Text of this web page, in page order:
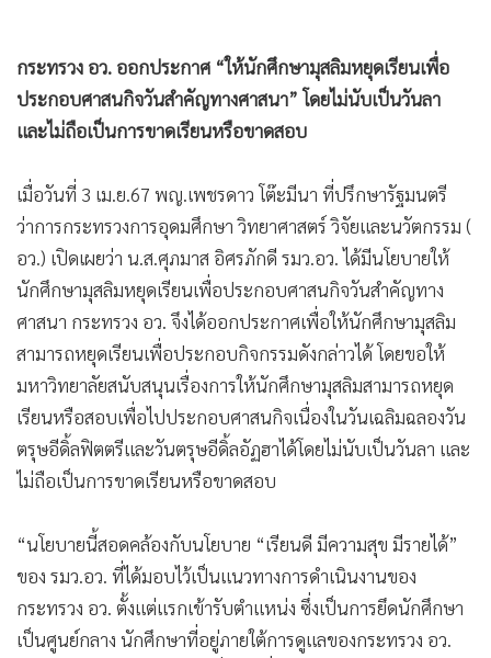
• Motoring
• เกม
• วิทยาศาสตร์
• หุ้น
• อินโดจีน
•
กองทุนรวม
Celeb Online
• ญี่ปุ่น
• News1
• Gotomanager
กระทรวง อว. ออกประกาศ “ให้นักศึกษามุสลิมหยุดเรียนเพื่อ
ประกอบศาสนกิจวันสำคัญทางศาสนา” โดยไม่นับเป็นวันลา
และไม่ถือเป็นการขาดเรียนหรือขาดสอบ
เมื่อวันที่ 3 เม.ย.67 พญ.เพชรดาว โต๊ะมีนา ที่ปรึกษารัฐมนตรี
ว่าการกระทรวงการอุดมศึกษา วิทยาศาสตร์ วิจัยและนวัตกรรม (
อว.) เปิดเผยว่า น.ส.ศุภมาส อิศรภักดี รมว.อว. ได้มีนโยบายให้
นักศึกษามุสลิมหยุดเรียนเพื่อประกอบศาสนกิจวันสำคัญทาง
ศาสนา กระทรวง อว. จึงได้ออกประกาศเพื่อให้นักศึกษามุสลิม
สามารถหยุดเรียนเพื่อประกอบกิจกรรมดังกล่าวได้ โดยขอให้
มหาวิทยาลัยสนับสนุนเรื่องการให้นักศึกษามุสลิมสามารถหยุด
เรียนหรือสอบเพื่อไปประกอบศาสนกิจเนื่องในวันเฉลิมฉลองวัน
ตรุษอีดิ้ลฟิตตรีและวันตรุษอีดิ้ลอัฏฮาได้โดยไม่นับเป็นวันลา และ
ไม่ถือเป็นการขาดเรียนหรือขาดสอบ
“นโยบายนี้สอดคล้องกับนโยบาย “เรียนดี มีความสุข มีรายได้”
ของ รมว.อว. ที่ได้มอบไว้เป็นแนวทางการดำเนินงานของ
กระทรวง อว. ตั้งแต่แรกเข้ารับตำแหน่ง ซึ่งเป็นการยึดนักศึกษา
เป็นศูนย์กลาง นักศึกษาที่อยู่ภายใต้การดูแลของกระทรวง อว.